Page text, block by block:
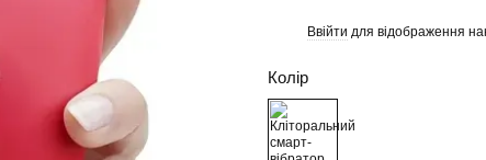
Ввійти для відображення
Колір